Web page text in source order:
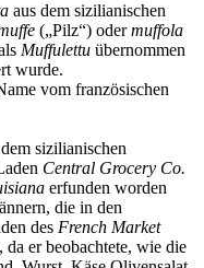
aus dem sizilianischen
(„Pilz“) odermuffola
Muffulettu übernommen
wurde.
vom französischen
sizilianischen
Central Grocery Co.
erfunden worden
die in den
des French Market
er beobachtete, wie die